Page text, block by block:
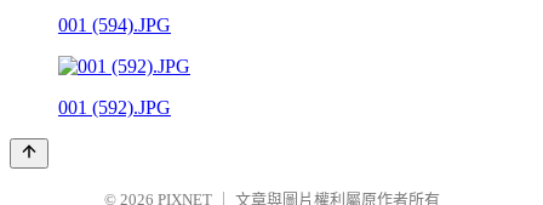
001 (594).JPG
001 (592).JPG
© 2026 PIXNET 文章與圖片權利屬原作者所有